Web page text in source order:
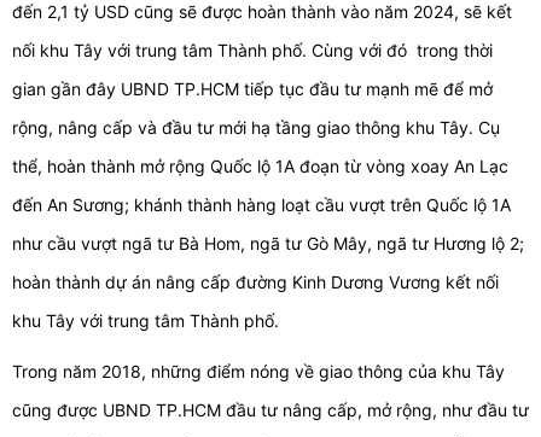
đến 2,1 tỷ USD cũng sẽ được hoàn thành vào năm 2024, sẽ kết
nối khu Tây với trung tâm Thành phố. Cùng với đó trong thời
gian gần đây UBND TP.HCM tiếp tục đầu tư mạnh mẽ để mở
rộng, nâng cấp và đầu tư mới hạ tầng giao thông khu Tây. Cụ
thể, hoàn thành mở rộng Quốc lộ 1A đoạn từ vòng xoay An Lạc
đến An Sương; khánh thành hàng loạt cầu vượt trên Quốc lộ 1A
như cầu vượt ngã tư Bà Hom, ngã tư Gò Mây, ngã tư Hương lộ 2;
hoàn thành dự án nâng cấp đường Kinh Dương Vương kết nối
khu Tây với trung tâm Thành phố.
Trong năm 2018, những điểm nóng về giao thông của khu Tây
cũng được UBND TP.HCM đầu tư nâng cấp, mở rộng, như đầu tư